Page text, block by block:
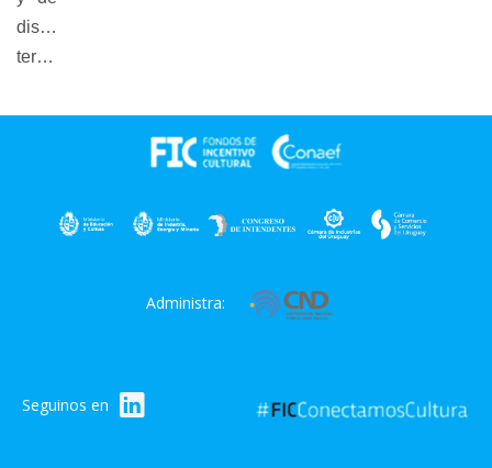
diseño
tercerizados.
Administra:
Seguinos en